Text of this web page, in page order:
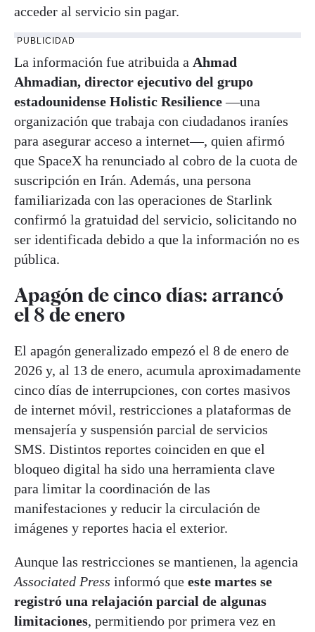
acceder al servicio sin pagar.
PUBLICIDAD
La información fue atribuida a Ahmad
Ahmadian, director ejecutivo del grupo
estadounidense Holistic Resilience—una
organización que trabaja con ciudadanos iraníes
para asegurar acceso a internet—, quien afirmó
que SpaceX ha renunciado al cobro de la cuota de
suscripción en Irán. Además, una persona
familiarizada con las operaciones de Starlink
confirmó la gratuidad del servicio, solicitando no
ser identificada debido a que la información no es
pública.
Apagón de cinco días: arrancó
el 8 de enero
El apagón generalizado empezó el 8 de enero de
2026 y, al 13 de enero, acumula aproximadamente
cinco días de interrupciones, con cortes masivos
de internet móvil, restricciones a plataformas de
mensajería y suspensión parcial de servicios
SMS. Distintos reportes coinciden en que el
bloqueo digital ha sido una herramienta clave
para limitar la coordinación de las
manifestaciones y reducir la circulación de
imágenes y reportes hacia el exterior.
Aunque las restricciones se mantienen, la agencia
Associated Press informó que este martes se
registró una relajación parcial de algunas
limitaciones, permitiendo por primera vez en